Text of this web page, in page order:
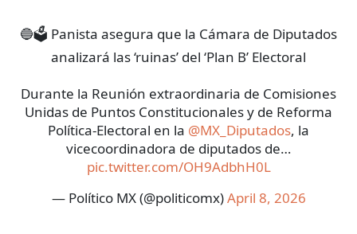
🔵🗳️ Panista asegura que la Cámara de Diputados
analizará las ‘ruinas’ del ‘Plan B’ Electoral
Durante la Reunión extraordinaria de Comisiones
Unidas de Puntos Constitucionales y de Reforma
Política-Electoral en la @MX_Diputados, la
vicecoordinadora de diputados de…
pic.twitter.com/OH9AdbhH0L
— Político MX (@politicomx)April 8, 2026